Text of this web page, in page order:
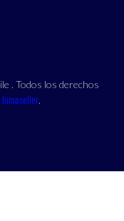
. Todos los derechos
.